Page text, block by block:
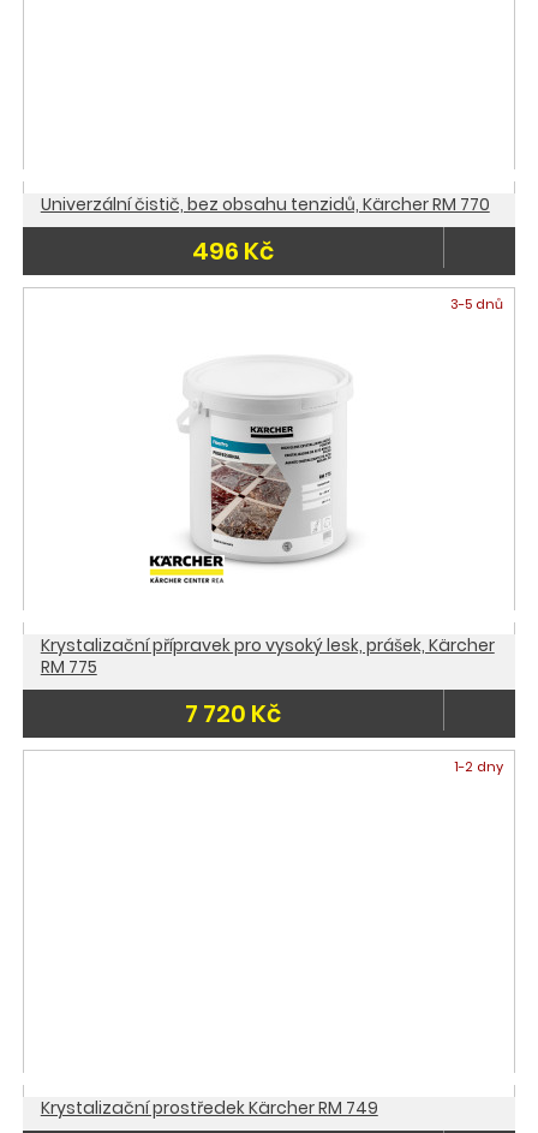
Univerzální čistič, bez obsahu tenzidů, Kärcher RM 770
496 Kč
3-5 dnů
Krystalizační přípravek pro vysoký lesk, prášek, Kärcher
RM 775
7 720 Kč
1-2 dny
Krystalizační prostředek Kärcher RM 749